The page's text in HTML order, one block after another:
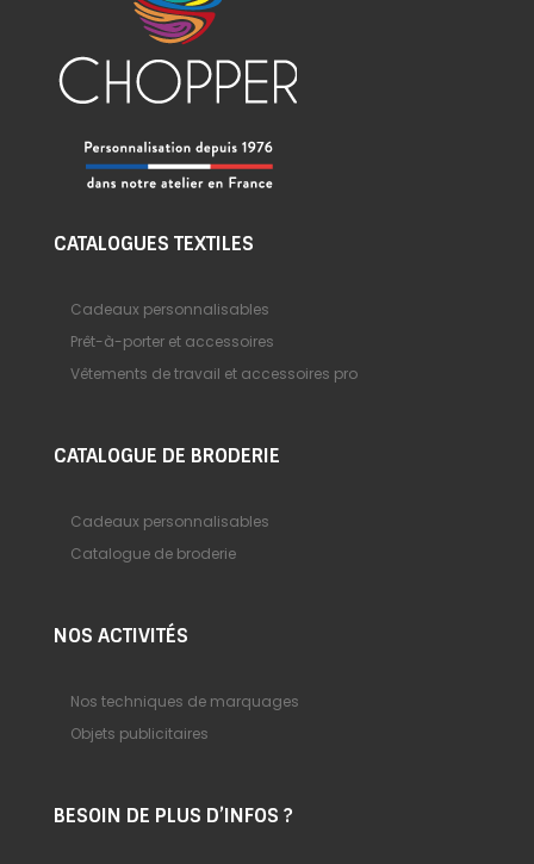
CATALOGUES TEXTILES
Cadeaux personnalisables
Prêt-à-porter et accessoires
Vêtements de travail et accessoires pro
CATALOGUE DE BRODERIE
Cadeaux personnalisables
Catalogue de broderie
NOS ACTIVITÉS
Nos techniques de marquages
Objets publicitaires
BESOIN DE PLUS D’INFOS ?